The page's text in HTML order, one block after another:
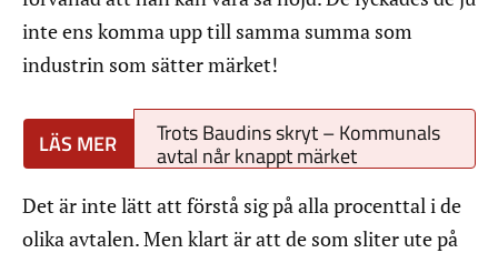
inte ens komma upp till samma summa som
industrin som sätter märket!
Trots Baudins skryt – Kommunals
avtal når knappt märket
Det är inte lätt att förstå sig på alla procenttal i de
olika avtalen. Men klart är att de som sliter ute på